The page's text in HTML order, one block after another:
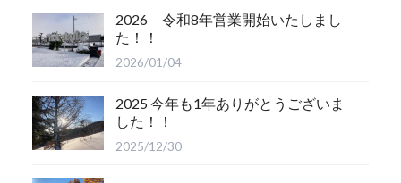
2026 令和8年営業開始いたしまし
た！！
2026/01/04
2025 今年も1年ありがとうございま
した！！
2025/12/30